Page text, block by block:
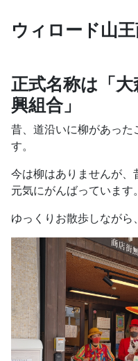
ウィロード山
正式名称は「
興組合」
昔、道沿いに柳があった
す。
今は柳はありませんが、
元気にがんばっています。
ゆっくりお散歩しながら